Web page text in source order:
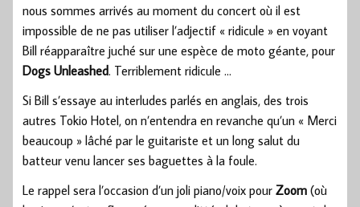
nous sommes arrivés au moment du concert où il est
impossible de ne pas utiliser l’adjectif « ridicule » en voyant
Bill réapparaître juché sur une espèce de moto géante, pour
Dogs Unleashed. Terriblement ridicule …
Si Bill s’essaye au interludes parlés en anglais, des trois
autres Tokio Hotel, on n’entendra en revanche qu’un « Merci
beaucoup » lâché par le guitariste et un long salut du
batteur venu lancer ses baguettes à la foule.
Le rappel sera l’occasion d’un joli piano/voix pour Zoom (où